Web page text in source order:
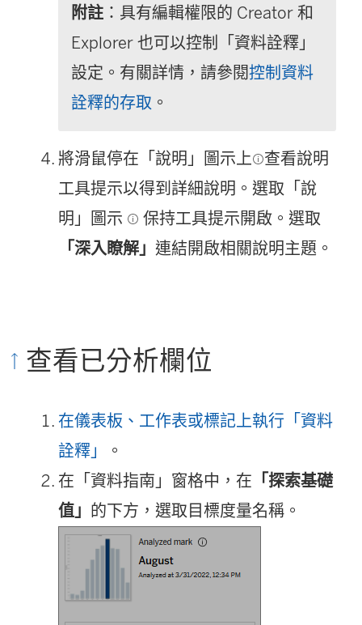
附註 ：具有編輯權限的 Creator 和
Explorer 也可以控制「資料詮釋」
設定。有關詳情，請參閱控制資料
詮釋的存取 。
將滑鼠停在「說明」圖示上
查看說明
工具提示以得到詳細說明。選取「說
明」圖示
保持工具提示開啟。選取
「深入瞭解」 連結開啟相關說明主題。
查看已分析欄位
在儀表板、工作表或標記上執行「資料
詮釋」
。
在「資料指南」窗格中，在 「探索基礎
值」 的下方，選取目標度量名稱。